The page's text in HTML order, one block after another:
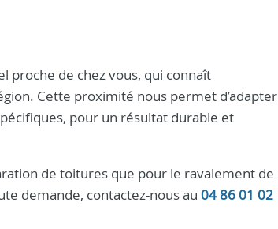
proche de chez vous, qui connaît
Cette proximité nous permet d’adapter
pour un résultat durable et
de toitures que pour le ravalement de
demande, contactez-nous au 04 86 01 02